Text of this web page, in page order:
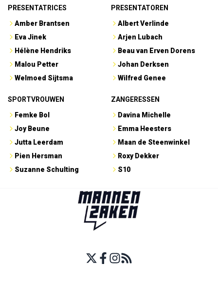
PRESENTATRICES
Amber Brantsen
Eva Jinek
Hélène Hendriks
Malou Petter
Welmoed Sijtsma
PRESENTATOREN
Albert Verlinde
Arjen Lubach
Beau van Erven Dorens
Johan Derksen
Wilfred Genee
SPORTVROUWEN
Femke Bol
Joy Beune
Jutta Leerdam
Pien Hersman
Suzanne Schulting
ZANGERESSEN
Davina Michelle
Emma Heesters
Maan de Steenwinkel
Roxy Dekker
S10